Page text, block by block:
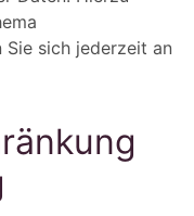
Sie sich jederzeit an